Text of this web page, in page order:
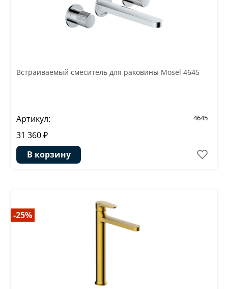
Встраиваемый смеситель для раковины Mosel 4645
Артикул: 4645
31 360 ₽
В корзину
-25%